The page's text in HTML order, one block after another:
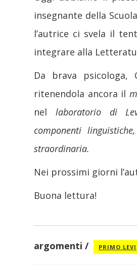
insegnante della
l’autrice ci svela il
integrare alla
Da brava psicologa,
ritenendola ancora il
nel laboratorio di
componenti
straordinaria.
Nei prossimi giorni
Buona lettura!
argomenti PRIMO LEVI